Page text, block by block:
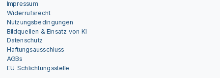
Impressum
Widerrufsrecht
Nutzungsbedingungen
Bildquellen & Einsatz von KI
Datenschutz
Haftungsausschluss
AGBs
EU-Schlichtungsstelle